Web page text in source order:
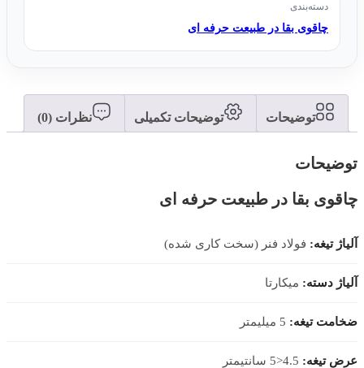
دسته‌بندی
چاقوی بقا در طبیعت حرفه ای
توضیحات توضیحات تکمیلی نظرات (0)
توضیحات
چاقوی بقا در طبیعت حرفه ای
آلیاژ تیغه: فولاد فنر (سخت کاری شده)
آلیاژ دسته: میکارتا
ضخامت تیغه: 5 میلیمتر
عرض تیغه: